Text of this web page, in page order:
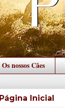
Os nossos Cães
Página Inicial